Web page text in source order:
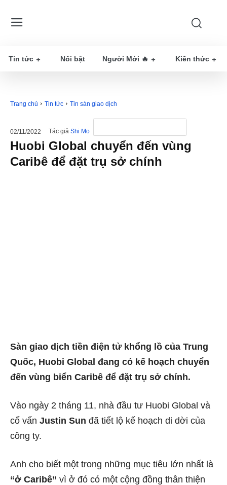
Tin tức Nổi bật Người Mới 🔥 Kiến thức
Trang chủ Tin tức Tin sàn giao dịch
02/11/2022 Tác giả Shi Mo
Huobi Global chuyển đến vùng
Caribê để đặt trụ sở chính
Sàn giao dịch tiền điện tử khổng lồ của Trung
Quốc, Huobi Global đang có kế hoạch chuyển
đến vùng biển Caribê để đặt trụ sở chính.
Vào ngày 2 tháng 11, nhà đầu tư Huobi Global và
cố vấn Justin Sun đã tiết lộ kế hoạch di dời của
công ty.
Anh cho biết một trong những mục tiêu lớn nhất là
“ở Caribê” vì ở đó có một cộng đồng thân thiện